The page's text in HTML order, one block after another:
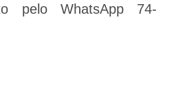
pelo WhatsApp 74-